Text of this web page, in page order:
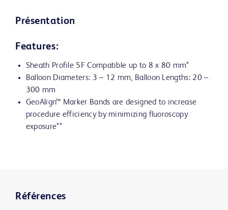
Présentation
Features:
Sheath Profile 5F Compatible up to 8 x 80 mm*
Balloon Diameters: 3 – 12 mm, Balloon Lengths: 20 –
300 mm
GeoAlign™ Marker Bands are designed to increase
procedure efficiency by minimizing fluoroscopy
exposure**
Références